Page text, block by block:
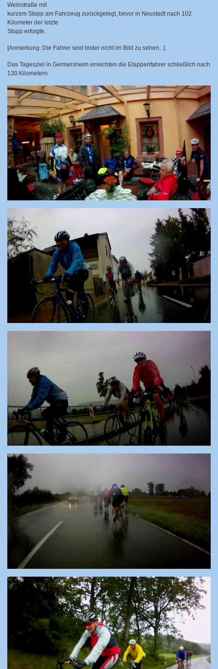
Weinstraße mit
kurzem Stopp am Fahrzeug zurückgelegt, bevor in Neustadt nach 102
Kilometer der letzte
Stopp erfolgte.
[Anmerkung: Die Fahrer sind leider nicht im Bild zu sehen...]
Das Tagesziel in Germersheim erreichten die Etappenfahrer schließlich nach
130 Kilometern.